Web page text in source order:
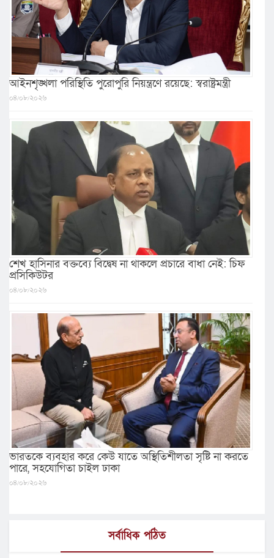
আইনশৃঙ্খলা পরিস্থিতি পুরোপুরি নিয়ন্ত্রণে রয়েছে: স্বরাষ্ট্রমন্ত্রী
০৪/০৮/২০২৬
শেখ হাসিনার বক্তব্যে বিদ্বেষ না থাকলে প্রচারে বাধা নেই: চিফ
প্রসিকিউটর
০৪/০৮/২০২৬
ভারতকে ব্যবহার করে কেউ যাতে অস্থিতিশীলতা সৃষ্টি না করতে
পারে, সহযোগিতা চাইল ঢাকা
০৪/০৮/২০২৬
সর্বাধিক পঠিত